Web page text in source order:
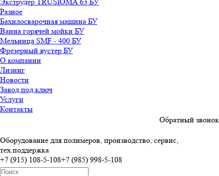
Разное
Бахилосварочная машина БУ
Ванна горячей мойки БУ
Мельница SMF - 400 БУ
Фрезерный вустер БУ
О компании
Лизинг
Новости
Завод под ключ
Услуги
Контакты
Обратный звонок
Оборудование для полимеров, производство, сервис,
тех.поддержка
+7 (915) 108-5-108+7 (985) 998-5-108